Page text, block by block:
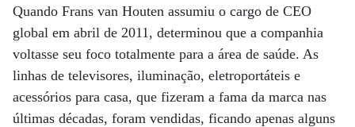
Quando Frans van Houten assumiu o cargo de CEO
global em abril de 2011, determinou que a companhia
voltasse seu foco totalmente para a área de saúde. As
linhas de televisores, iluminação, eletroportáteis e
acessórios para casa, que fizeram a fama da marca nas
últimas décadas, foram vendidas, ficando apenas alguns